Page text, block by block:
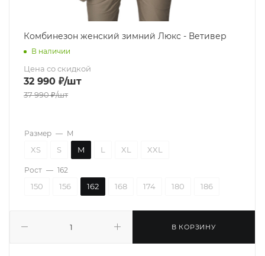
Комбинезон женский зимний Люкс - Ветивер
В наличии
Цена со скидкой
32 990 ₽/шт
37 990₽/шт
В КОРЗИНУ
Размер — M
XS S M L XL XXL
Рост — 162
150 156 162 168 174 180 186